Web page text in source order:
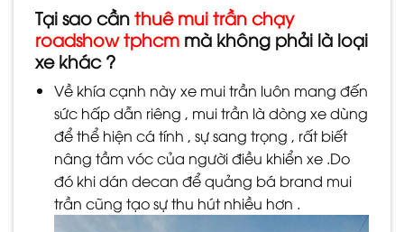
Tại sao cầnthuê mui trần chạy
roadshow tphcm mà không phải là loại
xe khác ?
Về khía cạnh này xe mui trần luôn mang đến
sức hấp dẫn riêng , mui trần là dòng xe dùng
để thể hiện cá tính , sự sang trọng , rất biết
nâng tầm vóc của người điều khiển xe .Do
đó khi dán decan để quảng bá brand mui
trần cũng tạo sự thu hút nhiều hơn .